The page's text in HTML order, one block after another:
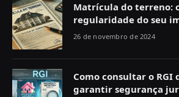
Matrícula do terreno:
regularidade do seu
26 de novembro de 2024
Como consultar o RGI
garantir segurança